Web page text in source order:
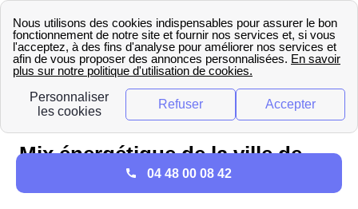
enagence EDFdans la région Rhône-Alpes pour
la souscription n'est plus nécessaire, notamment
depuis la fermeture de ces agences. Le jour de
son emménagement à Péronnas, Steven aura le
compteur d'électricité à son nom.
Mix énergétique de la ville de
04 48 00 08 42